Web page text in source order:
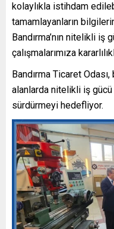
kolaylıkla istihdam
tamamlayanların
Bandırma’nın nitelikli iş
çalışmalarımıza
Bandırma Ticaret
alanlarda nitelikli iş
sürdürmeyi hedefliyor.